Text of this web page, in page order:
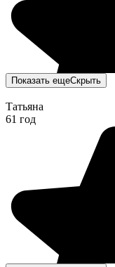
Показать ещеСкрыть
Татьяна
61 год